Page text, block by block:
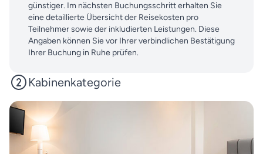
günstiger. Im nächsten Buchungsschritt erhalten Sie
eine detaillierte Übersicht der Reisekosten pro
Teilnehmer sowie der inkludierten Leistungen. Diese
Angaben können Sie vor Ihrer verbindlichen Bestätigung
Ihrer Buchung in Ruhe prüfen.
Kabinenkategorie